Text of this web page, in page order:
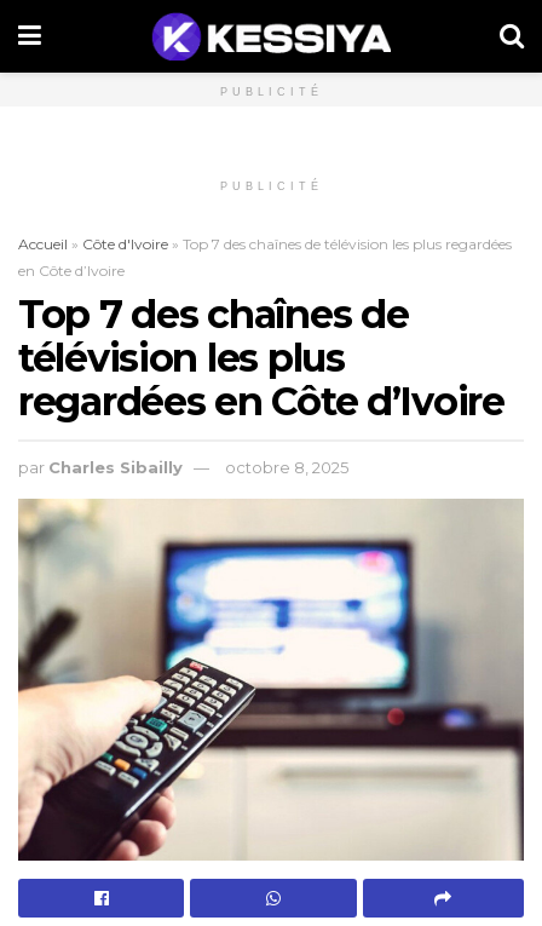
PUBLICITÉ
PUBLICITÉ
Accueil » Côte d'Ivoire » Top 7 des chaînes de télévision les plus regardées
en Côte d’Ivoire
Top 7 des chaînes de
télévision les plus
regardées en Côte d’Ivoire
par Charles Sibailly octobre 8, 2025